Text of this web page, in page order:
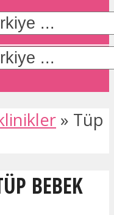
» Tüp
BEBEK